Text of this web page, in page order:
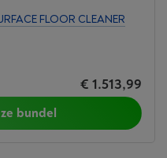
FLOOR CLEANER
€ 1.513,99
bundel